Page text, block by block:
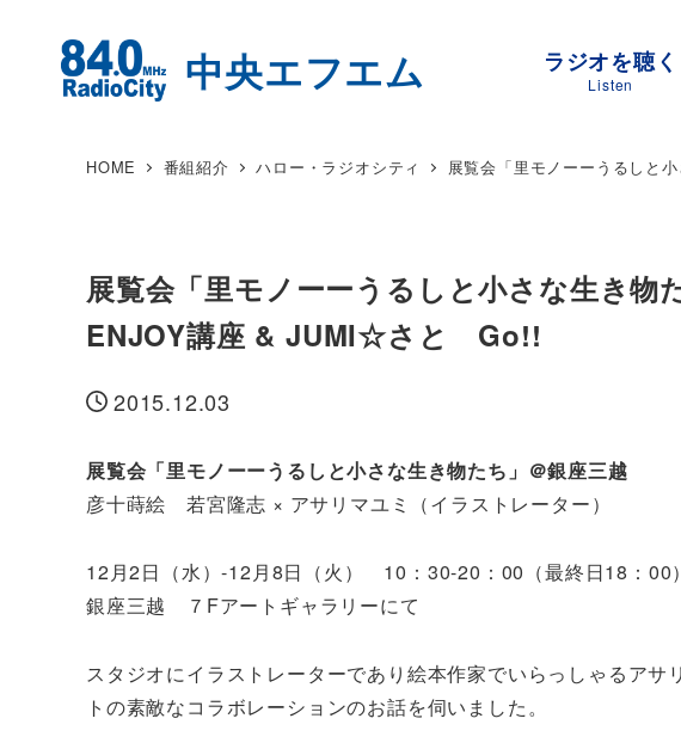
ラジオを聴く
Listen
HOME 番組紹介 ハロー・ラジオシティ 展覧会「里モノーーうるしと
展覧会「里モノーーうるしと小さな生き物
ENJOY講座 & JUMI☆さと Go!!
投稿日
2015.12.03
展覧会「里モノーーうるしと小さな生き物たち」＠銀座三越
彦十蒔絵 若宮隆志 × アサリマユミ（イラストレーター）
12月2日（水）-12月8日（火） 10：30-20：00（最終日18：00）
銀座三越 ７Fアートギャラリーにて
スタジオにイラストレーターであり絵本作家でいらっしゃるア
トの素敵なコラボレーションのお話を伺いました。